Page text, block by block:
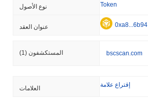
نوع الأصول Token
عنوان العقد 0xa8...6b94
المستكشفون (1) bscscan.com
العلامات إقتراع علامة